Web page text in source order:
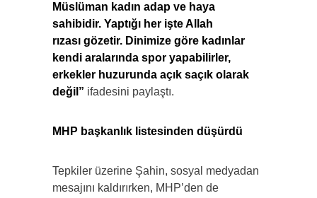
Müslüman kadın adap ve haya
sahibidir. Yaptığı her işte Allah
rızası gözetir. Dinimize göre kadınlar
kendi aralarında spor yapabilirler,
erkekler huzurunda açık saçık olarak
değil” ifadesini paylaştı.
MHP başkanlık listesinden düşürdü
Tepkiler üzerine Şahin, sosyal medyadan
mesajını kaldırırken, MHP’den de